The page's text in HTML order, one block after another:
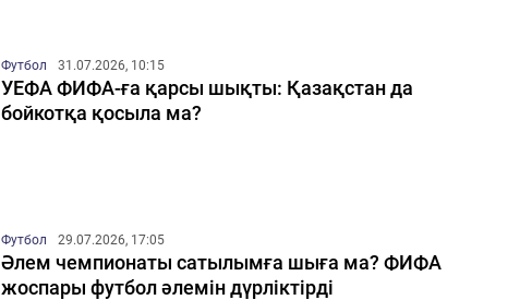
Футбол 31.07.2026, 10:15
УЕФА ФИФА-ға қарсы шықты: Қазақстан да
бойкотқа қосыла ма?
Футбол 29.07.2026, 17:05
Әлем чемпионаты сатылымға шыға ма? ФИФА
жоспары футбол әлемін дүрліктірді